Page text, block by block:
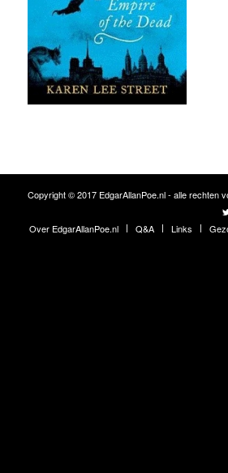
Copyright © 2017 EdgarAllanPoe.nl - alle rechten
Over EdgarAllanPoe.nl Q&A Links